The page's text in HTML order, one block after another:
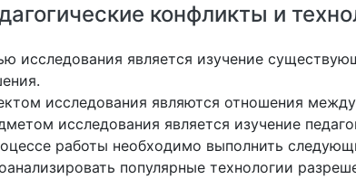
конфликты и
исследования является изучение
исследования являются отношения
исследования является изучение
работы необходимо выполнить
популярные технологии